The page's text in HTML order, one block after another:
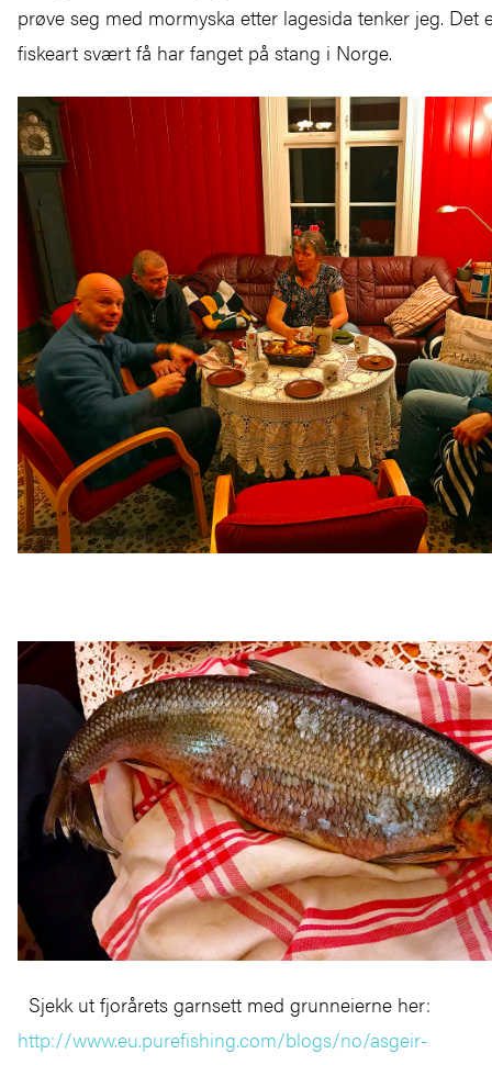
prøve seg med mormyska etter lagesida tenker jeg. Det
fiskeart svært få har fanget på stang i Norge.
Sjekk ut fjorårets garnsett med grunneierne her:
http://www.eu.purefishing.com/blogs/no/asgeir-